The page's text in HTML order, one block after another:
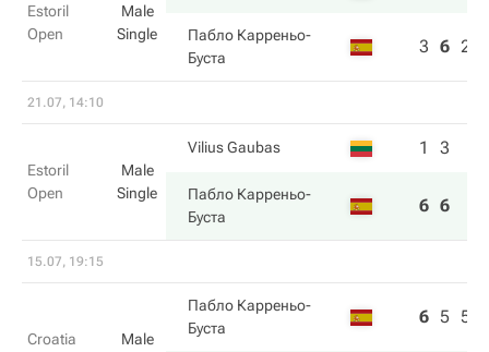
Estoril
Open
Male
Single
Пабло Карреньо-
Буста
3 6 2
21.07, 14:10
Estoril
Open
Male
Single
Vilius Gaubas 1 3
Пабло Карреньо-
Буста
6 6
15.07, 19:15
Croatia
Male
Пабло Карреньо-
Буста
6 5 5